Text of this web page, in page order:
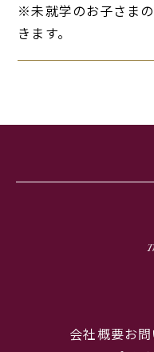
※未就学のお子さま
きます。
会社概要お